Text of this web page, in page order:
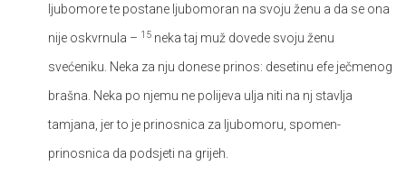
ljubomore te postane ljubomoran na svoju ženu a da se ona
nije oskvrnula – 15 neka taj muž dovede svoju ženu
svećeniku. Neka za nju donese prinos: desetinu efe ječmenog
brašna. Neka po njemu ne polijeva ulja niti na nj stavlja
tamjana, jer to je prinosnica za ljubomoru, spomen-
prinosnica da podsjeti na grijeh.